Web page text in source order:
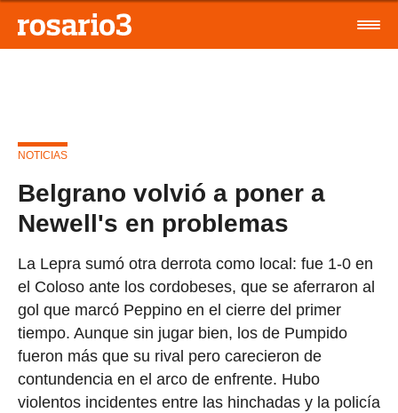
NOTICIAS
Belgrano volvió a poner a
Newell's en problemas
La Lepra sumó otra derrota como local: fue 1-0 en
el Coloso ante los cordobeses, que se aferraron al
gol que marcó Peppino en el cierre del primer
tiempo. Aunque sin jugar bien, los de Pumpido
fueron más que su rival pero carecieron de
contundencia en el arco de enfrente. Hubo
violentos incidentes entre las hinchadas y la policía